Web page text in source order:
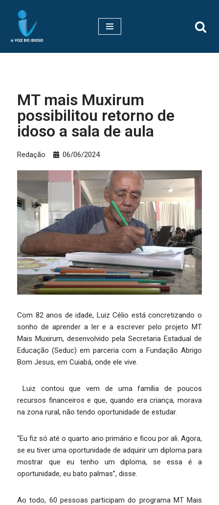
Pular
para
MT mais Muxirum
possibilitou retorno de
idoso a sala de aula
Redação 06/06/2024
Com 82 anos de idade, Luiz Célio está concretizando o
sonho de aprender a ler e a escrever pelo projeto MT
Mais Muxirum, desenvolvido pela Secretaria Estadual de
Educação (Seduc) em parceria com a Fundação Abrigo
Bom Jesus, em Cuiabá, onde ele vive.
Luiz contou que vem de uma família de poucos
recursos financeiros e que, quando era criança, morava
na zona rural, não tendo oportunidade de estudar.
“Eu fiz só até o quarto ano primário e ficou por ali. Agora,
se eu tiver uma oportunidade de adquirir um diploma para
mostrar que eu tenho um diploma, se essa é a
oportunidade, eu bato palmas”, disse.
Ao todo, 60 pessoas participam do programa MT Mais